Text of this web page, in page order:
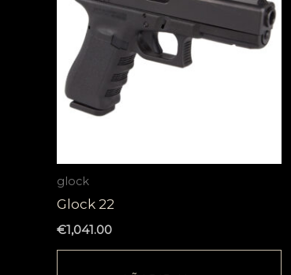
glock
Glock 22
€1,041.00